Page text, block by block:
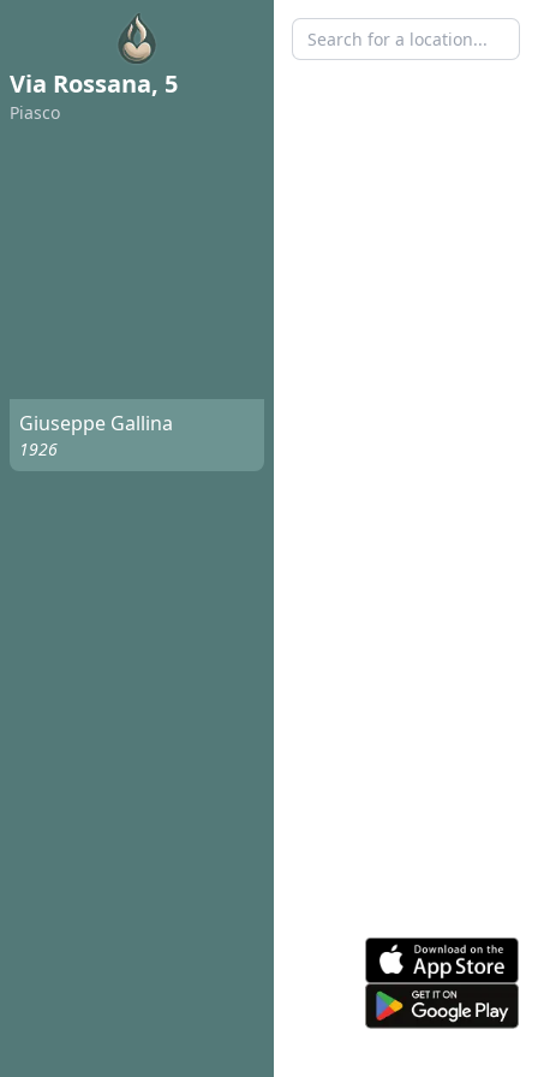
Via Rossana, 5
Piasco
Giuseppe Gallina
1926